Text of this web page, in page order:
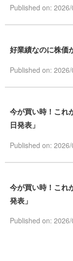
Published on:
好業績なのに株
Published on:
今が買い時！これ
日発表」
Published on:
今が買い時！これ
発表」
Published on: